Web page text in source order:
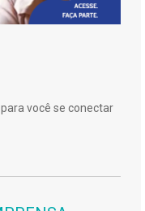
você se conectar